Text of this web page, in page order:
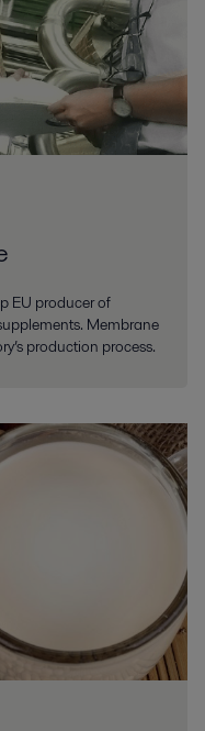
EU producer of
Membrane
production process.